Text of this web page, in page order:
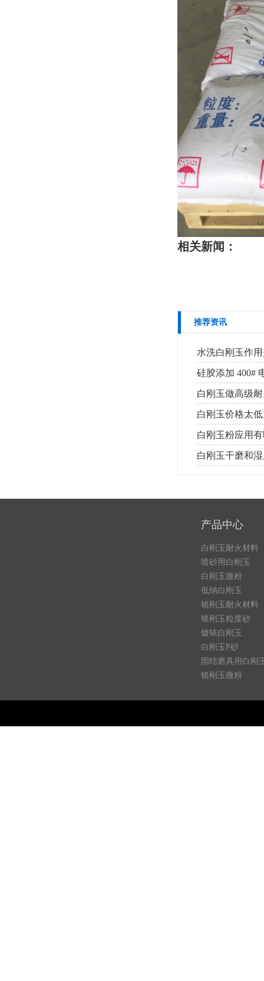
相关新闻：
推荐资讯
水洗白刚玉作
硅胶添加 400#
白刚玉做高级
白刚玉价格太
白刚玉粉应用
白刚玉干磨和
产品中心
白刚玉耐火材料
喷砂用白刚玉
白刚玉微粉
低钠白刚玉
铬刚玉耐火材料
铬刚玉粒度砂
镀铱白刚玉
白刚玉P砂
固结磨具用白刚
铬刚玉微粉